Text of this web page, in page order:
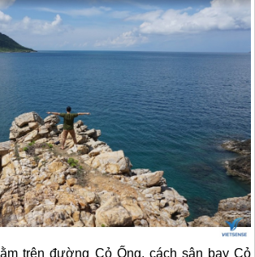
trên đường Cỏ Ống, cách sân bay Cỏ